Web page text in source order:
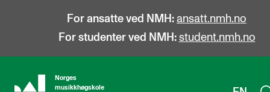
For ansatte ved NMH: ansatt.nmh.no
For studenter ved NMH: student.nmh.no
hjem
Norges
musikkhøgskole